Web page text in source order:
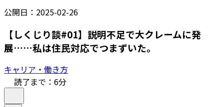
公開日： 2025-02-26
【しくじり談#01】説明不足で大クレームに発
展……私は住民対応でつまずいた。
キャリア・働き方
読了まで： 6分